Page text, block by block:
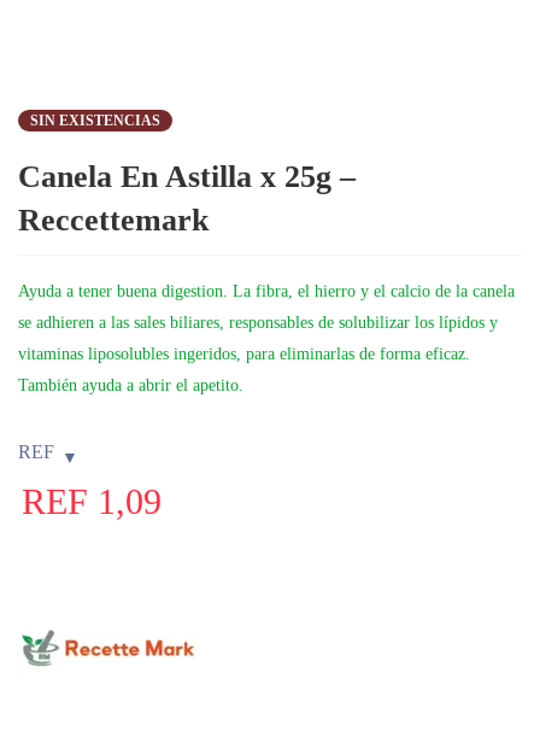
SIN EXISTENCIAS
Canela En Astilla x 25g –
Reccettemark
Ayuda a tener buena digestion. La fibra, el hierro y el calcio de la canela
se adhieren a las sales biliares, responsables de solubilizar los lípidos y
vitaminas liposolubles ingeridos, para eliminarlas de forma eficaz.
También ayuda a abrir el apetito.
REF
REF 1,09